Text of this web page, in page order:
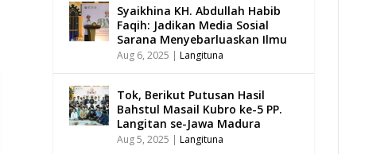
Syaikhina KH. Abdullah Habib
Faqih: Jadikan Media Sosial
Sarana Menyebarluaskan Ilmu
Aug 6, 2025 | Langituna
Tok, Berikut Putusan Hasil
Bahstul Masail Kubro ke-5 PP.
Langitan se-Jawa Madura
Aug 5, 2025 | Langituna